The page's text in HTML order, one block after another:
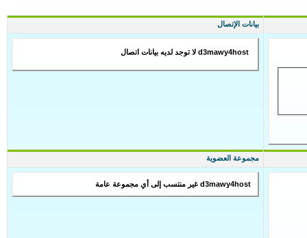
بيانات الإتصال
d3mawy4host لا توجد لديه بيانات اتصال
مجموعة العضوية
d3mawy4host غير منتسب إلى أي مجموعة عامة